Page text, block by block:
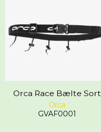
Orca Race Bælte Sort
Orca
GVAF0001